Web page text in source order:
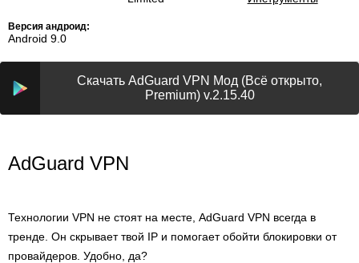
Версия андроид:
Android 9.0
Скачать AdGuard VPN Мод (Всё открыто,
Premium) v.2.15.40
AdGuard VPN
Технологии VPN не стоят на месте, AdGuard VPN всегда в
тренде. Он скрывает твой IP и помогает обойти блокировки от
провайдеров. Удобно, да?